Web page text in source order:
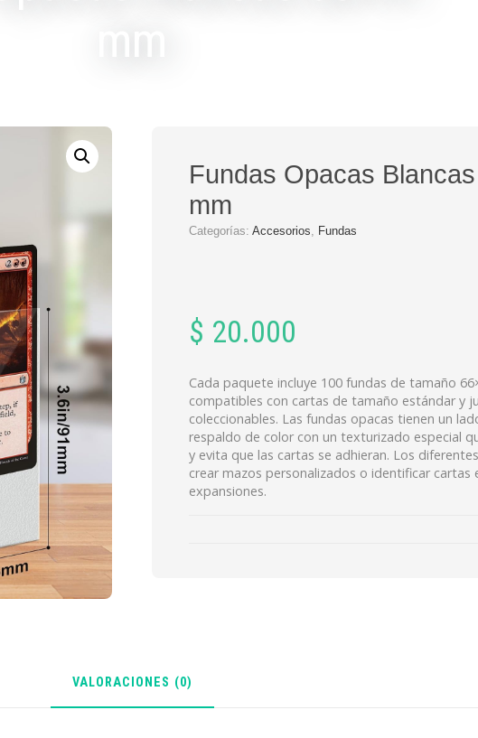
Fundas Opacas
mm
Categorías: Accesorios, Fundas
$ 20.000
Cada paquete incluye 100 fundas de tamaño
compatibles con cartas de tamaño estándar y
coleccionables. Las fundas opacas tienen un
respaldo de color con un texturizado especial
y evita que las cartas se adhieran. Los
crear mazos personalizados o identificar cartas
expansiones.
VALORACIONES (0)